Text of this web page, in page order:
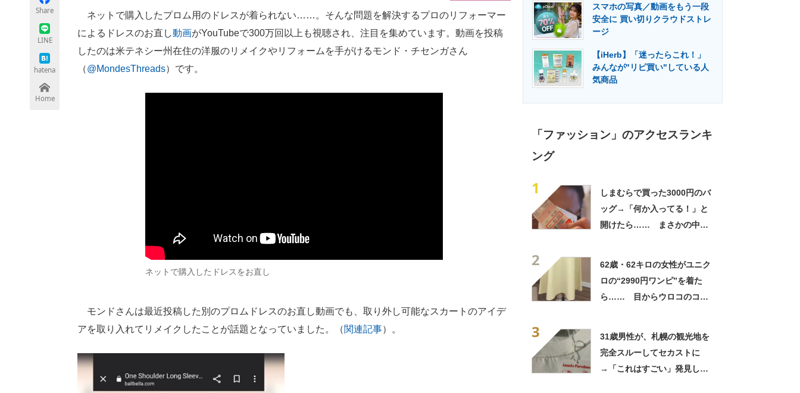
Share
LINE
hatena
Home
ネットで購入したプロム用のドレスが着られない……。そんな問題を解決するプロのリフォーマー
によるドレスのお直し動画がYouTubeで300万回以上も視聴され、注目を集めています。動画を投稿
したのは米テネシー州在住の洋服のリメイクやリフォームを手がけるモンド・チセンガさん
（@MondesThreads）です。
ネットで購入したドレスをお直し
モンドさんは最近投稿した別のプロムドレスのお直し動画でも、取り外し可能なスカートのアイデ
アを取り入れてリメイクしたことが話題となっていました。（関連記事）。
スマホの写真／動画をもう一段
安全に 買い切りクラウドストレ
ージ
【iHerb】「迷ったらこれ！」
みんなが"リピ買い"している人
気商品
「ファッション」のアクセスランキ
ング
1
しまむらで買った3000円のバ
ッグ→「何か入ってる！」と
開けたら…… まさかの中身
2
62歳・62キロの女性がユニク
ロの“2990円ワンピ”を着た
ら…… 目からウロコのコー
3
31歳男性が、札幌の観光地を
完全スルーしてセカストに
→「これはすごい」発見した